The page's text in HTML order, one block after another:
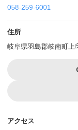
058-259-6001
住所
岐阜県羽島郡岐南町上
アクセス